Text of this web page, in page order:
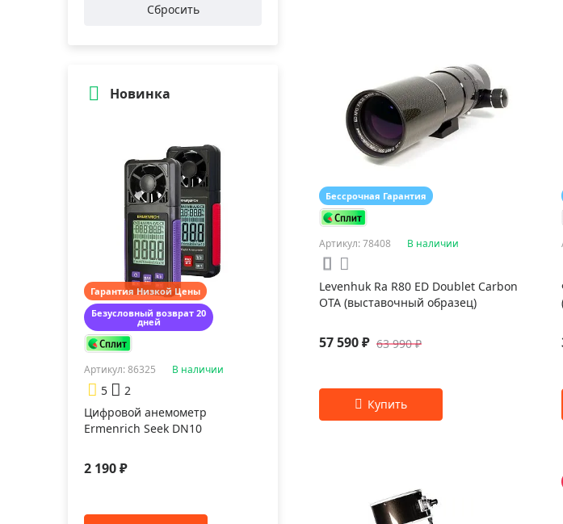
Сбросить
Новинка
Гарантия Низкой Цены
Безусловный возврат 20
дней
Артикул: 86325 В наличии
5
2
Цифровой анемометр
Ermenrich Seek DN10
2 190 ₽
Бессрочная Гарантия
Артикул: 78408 В наличии
Levenhuk Ra R80 ED Doublet Carbon
OTA (выставочный образец)
57 590 ₽ 63 990 ₽